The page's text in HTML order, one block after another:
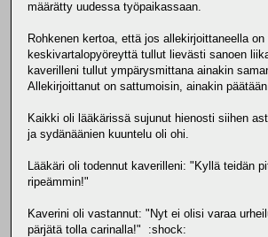
määrätty uudessa työpaikassaan.
Rohkenen kertoa, että jos allekirjoittaneella on
keskivartalopyöreyttä tullut lievästi sanoen
kaverilleni tullut ympärysmittana ainakin
Allekirjoittanut on sattumoisin, ainakin
Kaikki oli lääkärissä sujunut hienosti siihen
ja sydänäänien kuuntelu oli ohi.
Lääkäri oli todennut kaverilleni: "Kyllä teidän
ripeämmin!"
Kaverini oli vastannut: "Nyt ei olisi varaa
pärjätä tolla carinalla!" :shock: